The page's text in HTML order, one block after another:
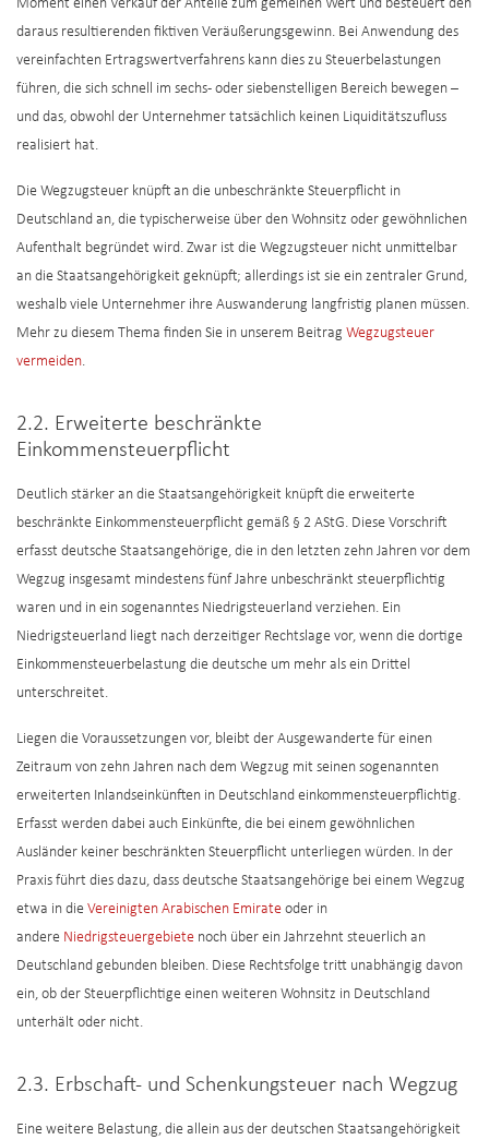
Moment einen Verkauf der Anteile zum gemeinen Wert und besteuert den
daraus resultierenden fiktiven Veräußerungsgewinn. Bei Anwendung des
vereinfachten Ertragswertverfahrens kann dies zu Steuerbelastungen
führen, die sich schnell im sechs- oder siebenstelligen Bereich bewegen –
und das, obwohl der Unternehmer tatsächlich keinen Liquiditätszufluss
realisiert hat.
Die Wegzugsteuer knüpft an die unbeschränkte Steuerpflicht in
Deutschland an, die typischerweise über den Wohnsitz oder gewöhnlichen
Aufenthalt begründet wird. Zwar ist die Wegzugsteuer nicht unmittelbar
an die Staatsangehörigkeit geknüpft; allerdings ist sie ein zentraler Grund,
weshalb viele Unternehmer ihre Auswanderung langfristig planen müssen.
Mehr zu diesem Thema finden Sie in unserem Beitrag Wegzugsteuer
vermeiden.
2.2. Erweiterte beschränkte
Einkommensteuerpflicht
Deutlich stärker an die Staatsangehörigkeit knüpft die erweiterte
beschränkte Einkommensteuerpflicht gemäß § 2 AStG. Diese Vorschrift
erfasst deutsche Staatsangehörige, die in den letzten zehn Jahren vor dem
Wegzug insgesamt mindestens fünf Jahre unbeschränkt steuerpflichtig
waren und in ein sogenanntes Niedrigsteuerland verziehen. Ein
Niedrigsteuerland liegt nach derzeitiger Rechtslage vor, wenn die dortige
Einkommensteuerbelastung die deutsche um mehr als ein Drittel
unterschreitet.
Liegen die Voraussetzungen vor, bleibt der Ausgewanderte für einen
Zeitraum von zehn Jahren nach dem Wegzug mit seinen sogenannten
erweiterten Inlandseinkünften in Deutschland einkommensteuerpflichtig.
Erfasst werden dabei auch Einkünfte, die bei einem gewöhnlichen
Ausländer keiner beschränkten Steuerpflicht unterliegen würden. In der
Praxis führt dies dazu, dass deutsche Staatsangehörige bei einem Wegzug
etwa in die Vereinigten Arabischen Emirate oder in
andere Niedrigsteuergebiete noch über ein Jahrzehnt steuerlich an
Deutschland gebunden bleiben. Diese Rechtsfolge tritt unabhängig davon
ein, ob der Steuerpflichtige einen weiteren Wohnsitz in Deutschland
unterhält oder nicht.
2.3. Erbschaft- und Schenkungsteuer nach Wegzug
Eine weitere Belastung, die allein aus der deutschen Staatsangehörigkeit